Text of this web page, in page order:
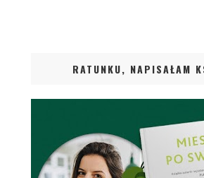
RATUNKU, NAPISAŁAM